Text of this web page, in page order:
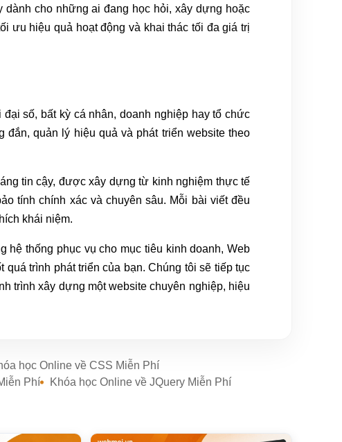
dành cho những ai đang học hỏi, xây dựng hoặc
ưu hiệu quả hoạt động và khai thác tối đa giá trị
số, bất kỳ cá nhân, doanh nghiệp hay tổ chức
quản lý hiệu quả và phát triển website theo
tin cậy, được xây dựng từ kinh nghiệm thực tế
tính chính xác và chuyên sâu. Mỗi bài viết đều
khái niệm.
hệ thống phục vụ cho mục tiêu kinh doanh, Web
trình phát triển của bạn. Chúng tôi sẽ tiếp tục
trình xây dựng một website chuyên nghiệp, hiệu
học Online về CSS Miễn Phí
Phí Khóa học Online về JQuery Miễn Phí